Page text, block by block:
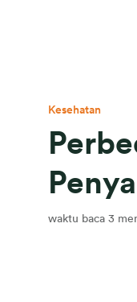
Kesehatan
waktu baca 3